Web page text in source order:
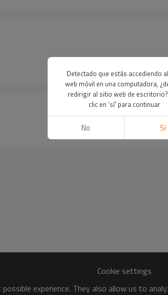
Cookie settings
experience. They also allow us to
Detectado que estás accediendo
web móvil en una computadora,
redirigir al sitio web de
clic en 'sí' para continuar
No Si